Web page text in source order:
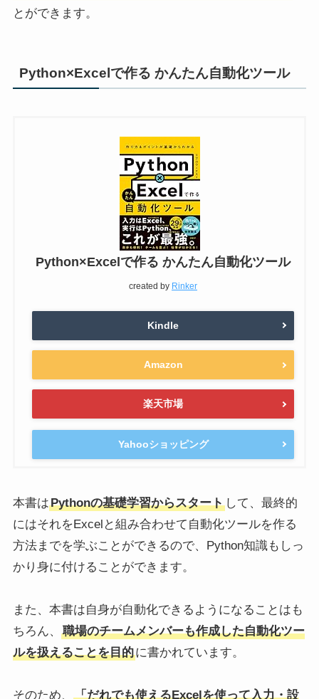
とができます。
Python×Excelで作る かんたん自動化ツール
Python×Excelで作る かんたん自動化ツール
created by Rinker
Kindle
Amazon
楽天市場
Yahooショッピング
本書はPythonの基礎学習からスタートして、最終的
にはそれをExcelと組み合わせて自動化ツールを作る
方法までを学ぶことができるので、Python知識もしっ
かり身に付けることができます。
また、本書は自身が自動化できるようになることはも
ちろん、
職場のチームメンバーも作成した自動化ツー
ルを扱えることを目的に書かれています。
そのため、 「だれでも使えるExcelを使って入力・設